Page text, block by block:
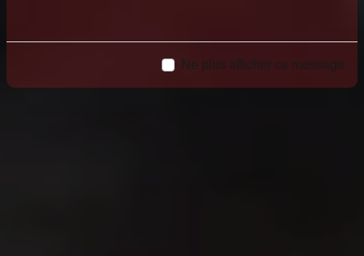
Ne plus afficher ce message